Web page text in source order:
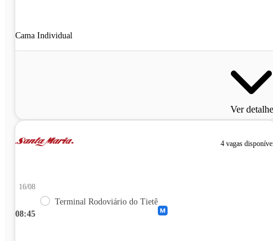
Cama Individual
Ver
4 vagas
08:45
16/08
Terminal Rodoviário do Tietê